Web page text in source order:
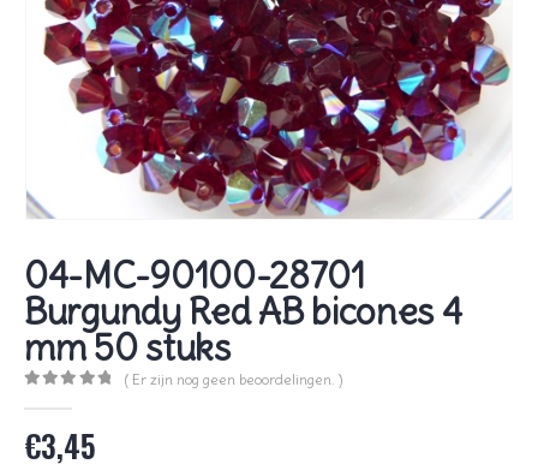
04-MC-90100-28701
Burgundy Red AB bicones 4
mm 50 stuks
( Er zijn nog geen beoordelingen. )
€3,45